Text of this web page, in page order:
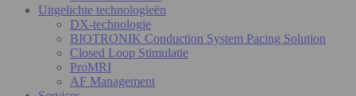
Uitgelichte technologieën
DX-technologie
BIOTRONIK Conduction System Pacing Solution
Closed Loop Stimulatie
ProMRI
AF Management